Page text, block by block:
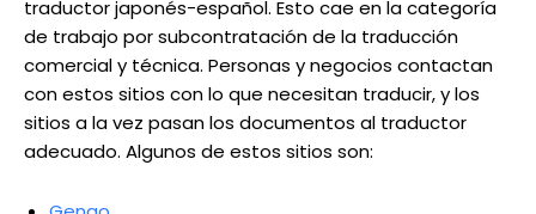
traductor japonés-español. Esto cae en la categoría
de trabajo por subcontratación de la traducción
comercial y técnica. Personas y negocios contactan
con estos sitios con lo que necesitan traducir, y los
sitios a la vez pasan los documentos al traductor
adecuado. Algunos de estos sitios son: